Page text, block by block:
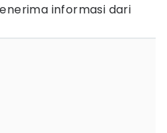
informasi dari